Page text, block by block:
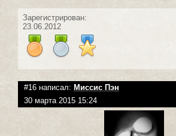
Зарегистрирован:
23.06.2012
#16 написал: Миссис Пэн
30 марта 2015 15:24